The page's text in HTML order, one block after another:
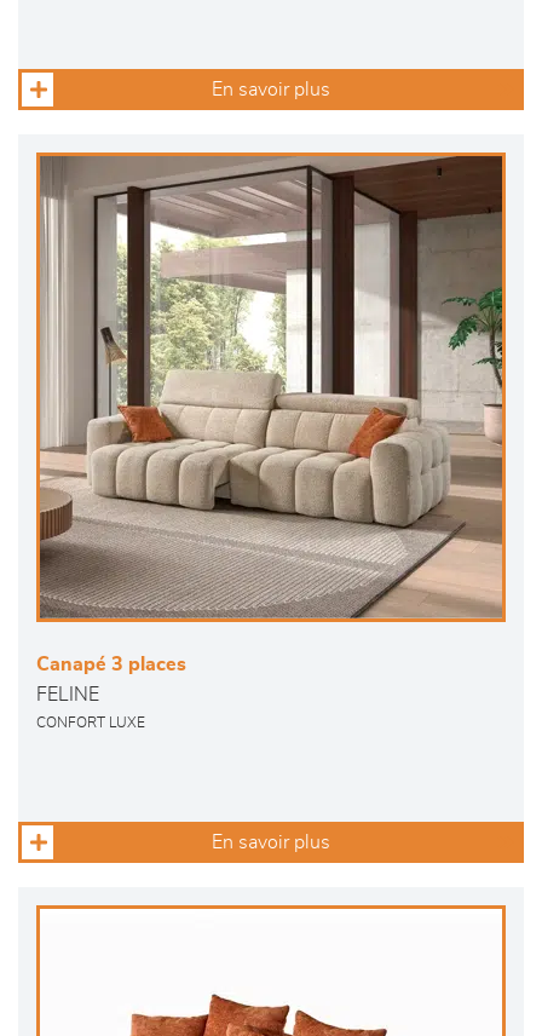
En savoir plus
Canapé 3 places
FELINE
CONFORT LUXE
En savoir plus